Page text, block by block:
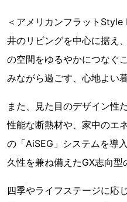
＜アメリカンフラット
井のリビングを中心に据え
の空間をゆるやかにつなぐ
みながら過ごす、心地よい
また、見た目のデザイン性
性能な断熱材や、家中のエ
の「AiSEG」システムを導
久性を兼ね備えたGX志向型
四季やライフステージに応